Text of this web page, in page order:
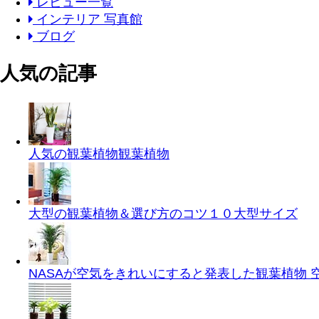
インテリア 写真館
ブログ
人気の記事
人気の観葉植物観葉植物
大型の観葉植物＆選び方のコツ１０ 大型サイズ
NASAが空気をきれいにすると発表した観葉植物